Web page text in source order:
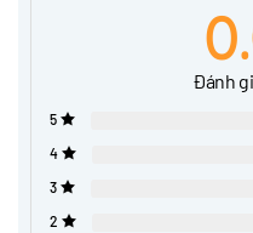
Đánh
5
4
3
2